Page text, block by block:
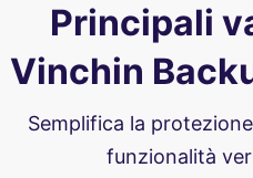
Principali
Vinchin
Semplifica la
funzionalità